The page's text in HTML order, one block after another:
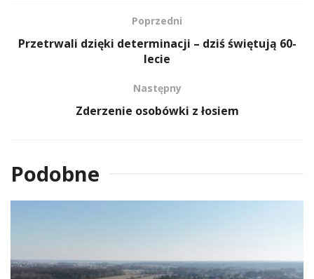
Poprzedni
Przetrwali dzięki determinacji – dziś świętują 60-
lecie
Następny
Zderzenie osobówki z łosiem
Podobne